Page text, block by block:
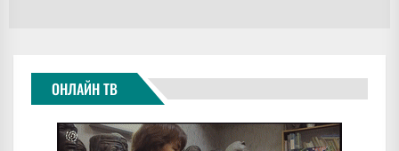
ОНЛАЙН ТВ